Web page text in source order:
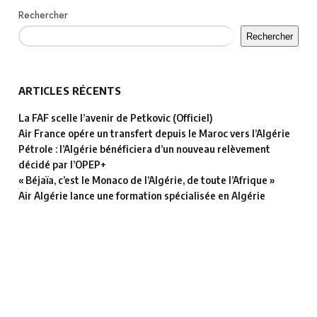
Rechercher
Rechercher
ARTICLES RÉCENTS
La FAF scelle l’avenir de Petkovic (Officiel)
Air France opére un transfert depuis le Maroc vers l’Algérie
Pétrole : l’Algérie bénéficiera d’un nouveau relèvement
décidé par l’OPEP+
« Béjaïa, c’est le Monaco de l’Algérie, de toute l’Afrique »
Air Algérie lance une formation spécialisée en Algérie